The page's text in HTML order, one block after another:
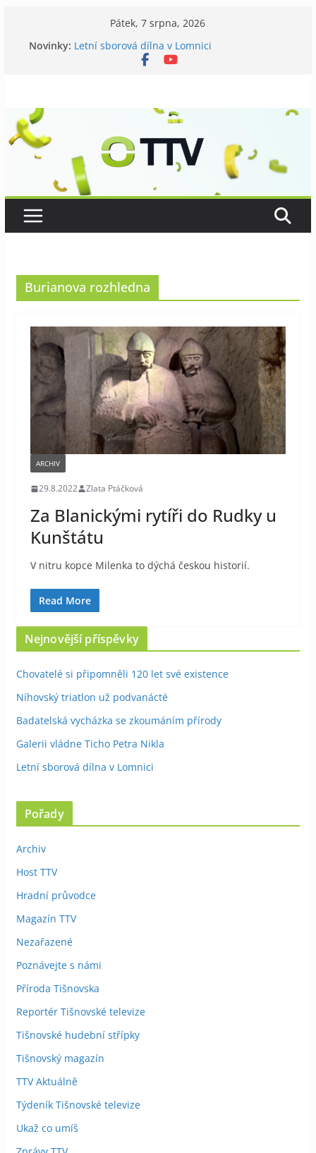
Pátek, 7 srpna, 2026
Novinky: Letní sborová dílna v Lomnici
Chovatelé si připomněli 120 let své existence
Burianova rozhledna
ARCHIV
29.8.2022 Zlata Ptáčková
Za Blanickými rytíři do Rudky u
Kunštátu
V nitru kopce Milenka to dýchá českou historií.
Read More
Nejnovější příspěvky
Chovatelé si připomněli 120 let své existence
Níhovský triatlon už podvanácté
Badatelská vycházka se zkoumáním přírody
Galerii vládne Ticho Petra Nikla
Letní sborová dílna v Lomnici
Pořady
Archiv
Host TTV
Hradní průvodce
Magazín TTV
Nezařazené
Poznávejte s námi
Příroda Tišnovska
Reportér Tišnovské televize
Tišnovské hudební střípky
Tišnovský magazín
TTV Aktuálně
Týdeník Tišnovské televize
Ukaž co umíš